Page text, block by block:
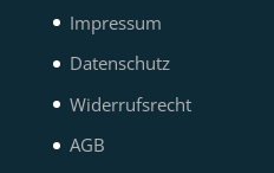
Impressum
Datenschutz
Widerrufsrecht
AGB